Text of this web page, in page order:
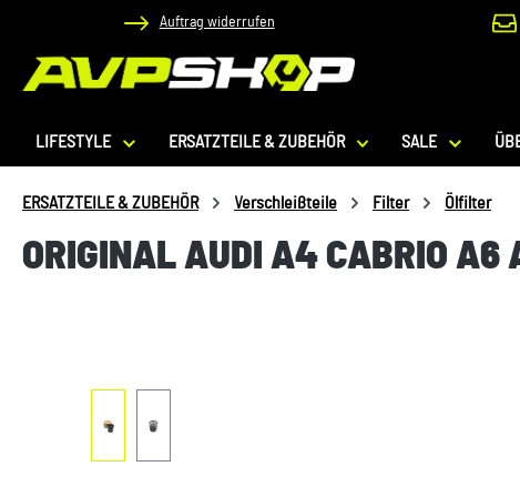
Hauptinhalt springen
Zur Suche springen
Zur Hauptnavigation springen
Auftrag widerrufen
LIFESTYLE ERSATZTEILE & ZUBEHÖR SALE
ERSATZTEILE & ZUBEHÖR Verschleißteile Filter Ölfilter
ORIGINAL AUDI A4 CABRIO A6